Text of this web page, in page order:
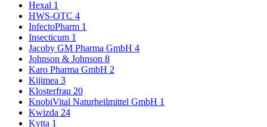
Hexal 1
HWS-OTC 4
InfectoPharm 1
Insecticum 1
Jacoby GM Pharma GmbH 4
Johnson & Johnson 8
Karo Pharma GmbH 2
Kijimea 3
Klosterfrau 20
KnobiVital Naturheilmittel GmbH 1
Kwizda 24
Kytta 1